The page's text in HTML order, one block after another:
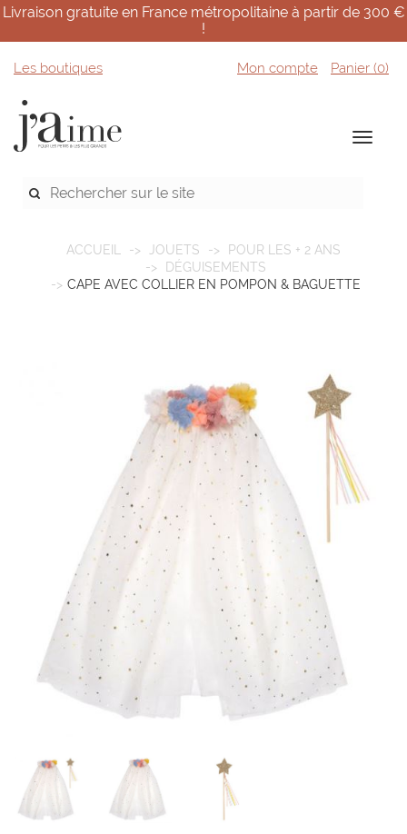
Livraison gratuite en France métropolitaine à partir de 300 €
!
Les boutiques Mon compte Panier (0)
ACCUEIL JOUETS
POUR LES + 2 ANS
DÉGUISEMENTS
CAPE AVEC COLLIER EN POMPON & BAGUETTE